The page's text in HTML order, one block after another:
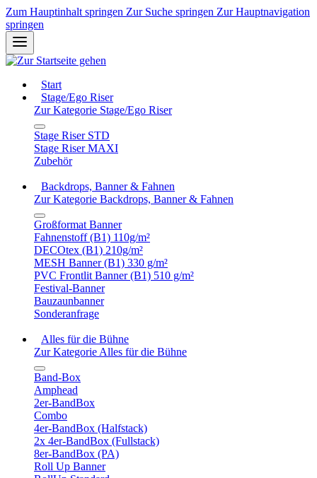
Zum Hauptinhalt springen Zur Suche springen Zur Hauptnavigation
springen
Start
Stage/Ego Riser
Zur Kategorie Stage/Ego Riser
Stage Riser STD
Stage Riser MAXI
Zubehör
Backdrops, Banner & Fahnen
Zur Kategorie Backdrops, Banner & Fahnen
Großformat Banner
Fahnenstoff (B1) 110g/m²
DECOtex (B1) 210g/m²
MESH Banner (B1) 330 g/m²
PVC Frontlit Banner (B1) 510 g/m²
Festival-Banner
Bauzaunbanner
Sonderanfrage
Alles für die Bühne
Zur Kategorie Alles für die Bühne
Band-Box
Amphead
2er-BandBox
Combo
4er-BandBox (Halfstack)
2x 4er-BandBox (Fullstack)
8er-BandBox (PA)
Roll Up Banner